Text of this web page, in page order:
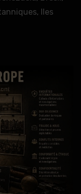
Iles